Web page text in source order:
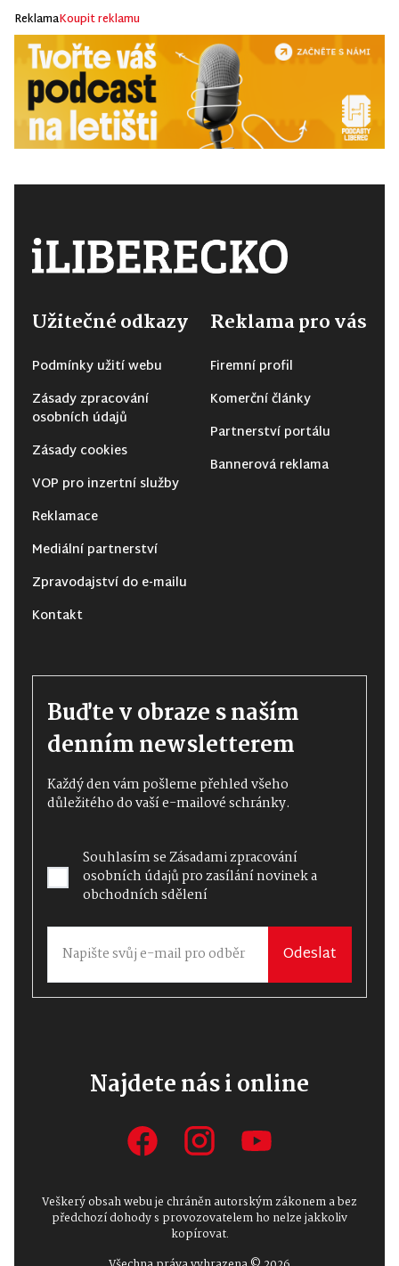
ReklamaKoupit reklamu
Užitečné odkazy
Podmínky užití webu
Zásady zpracování
osobních údajů
Zásady cookies
VOP pro inzertní služby
Reklamace
Mediální partnerství
Zpravodajství do e-mailu
Kontakt
Reklama pro vás
Firemní profil
Komerční články
Partnerství portálu
Bannerová reklama
Buďte v obraze s naším
denním newsletterem
Každý den vám pošleme přehled všeho
důležitého do vaší e-mailové schránky.
Souhlasím seZásadami zpracování
osobních údajůpro zasílání novinek a
obchodních sdělení
Odeslat
Najdete nás i online
Veškerý obsah webu je chráněn autorským zákonem a bez
předchozí dohody s provozovatelem ho nelze jakkoliv
kopírovat.